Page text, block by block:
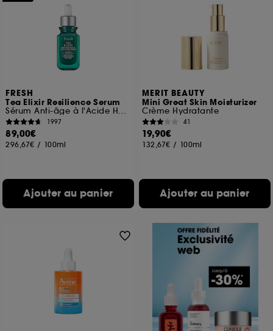
FRESH
Tea Elixir Resilience Serum
Sérum Anti-âge à l'Acide Hyaluronique
1997
89,00€
296,67€ / 100ml
Ajouter au panier
MERIT BEAUTY
Mini Great Skin Moisturizer
Crème Hydratante
41
19,90€
132,67€ / 100ml
Ajouter au panier